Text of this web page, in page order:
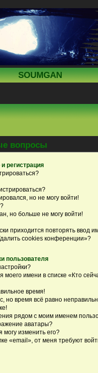
SOUMGAN
вопросы
регистрация
но не могу войти!
но больше не могу войти!
приходится повторять ввод
cookies конференции»?
пользователя
моего имени в списке «Кто
время!
но время всё равно
рядом с моим именем
аватары?
могу изменить его?
«email», от меня требуют